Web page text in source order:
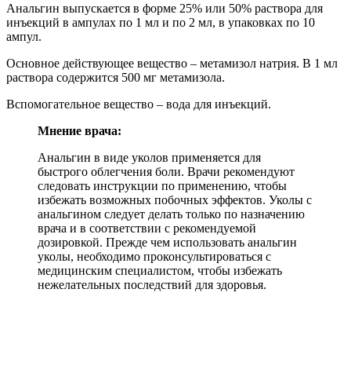
Анальгин выпускается в форме 25% или 50% раствора для
инъекций в ампулах по 1 мл и по 2 мл, в упаковках по 10
ампул.
Основное действующее вещество – метамизол натрия. В 1 мл
раствора содержится 500 мг метамизола.
Вспомогательное вещество – вода для инъекций.
Мнение врача:
Анальгин в виде уколов применяется для
быстрого облегчения боли. Врачи рекомендуют
следовать инструкции по применению, чтобы
избежать возможных побочных эффектов. Уколы с
анальгином следует делать только по назначению
врача и в соответствии с рекомендуемой
дозировкой. Прежде чем использовать анальгин
уколы, необходимо проконсультироваться с
медицинским специалистом, чтобы избежать
нежелательных последствий для здоровья.